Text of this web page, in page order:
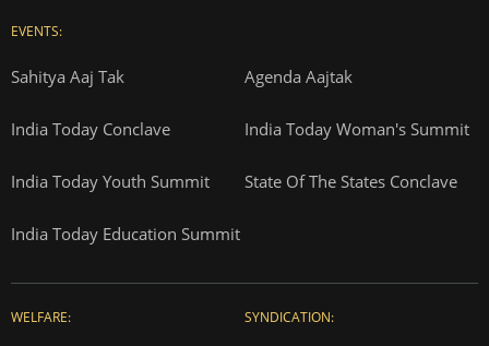
EVENTS:
Sahitya Aaj Tak Agenda Aajtak
India Today Conclave India Today Woman's Summit
India Today Youth Summit State Of The States Conclave
India Today Education Summit
WELFARE: SYNDICATION: